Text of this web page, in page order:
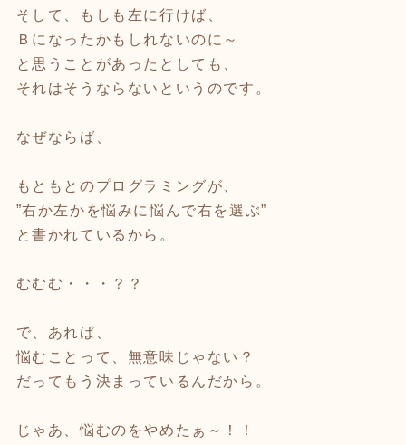
そして、もしも左に行けば、
Ｂになったかもしれないのに～
と思うことがあったとしても、
それはそうならないというのです。
なぜならば、
もともとのプログラミングが、
”右か左かを悩みに悩んで右を選ぶ”
と書かれているから。
むむむ・・・？？
で、あれば、
悩むことって、無意味じゃない？
だってもう決まっているんだから。
じゃあ、悩むのをやめたぁ～！！